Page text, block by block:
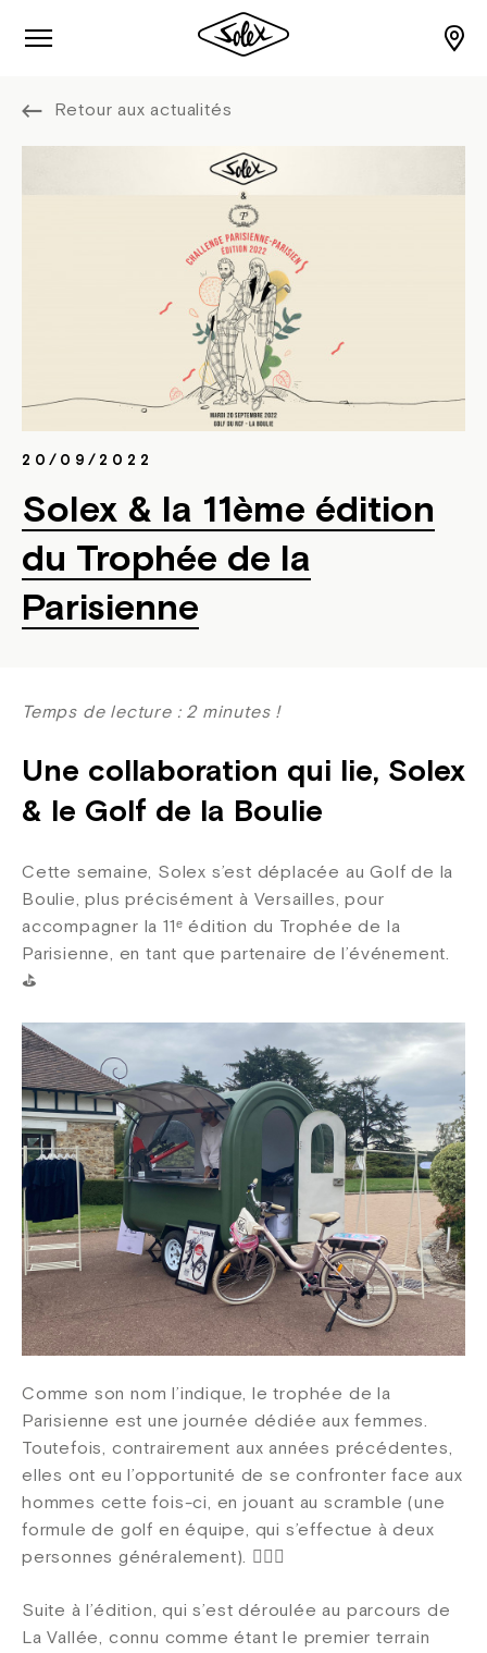
Retour aux actualités
20/09/2022
Solex & la 11ème édition
du Trophée de la
Parisienne
Temps de lecture : 2 minutes !
Une collaboration qui lie, Solex
& le Golf de la Boulie
Cette semaine, Solex s’est déplacée au Golf de la
Boulie, plus précisément à Versailles, pour
accompagner la 11ᵉ édition du Trophée de la
Parisienne, en tant que partenaire de l’événement.
⛳️
Comme son nom l’indique, le trophée de la
Parisienne est une journée dédiée aux femmes.
Toutefois, contrairement aux années précédentes,
elles ont eu l’opportunité de se confronter face aux
hommes cette fois-ci, en jouant au scramble (une
formule de golf en équipe, qui s’effectue à deux
personnes généralement). 🏌🏻‍♀️
Suite à l’édition, qui s’est déroulée au parcours de
La Vallée, connu comme étant le premier terrain